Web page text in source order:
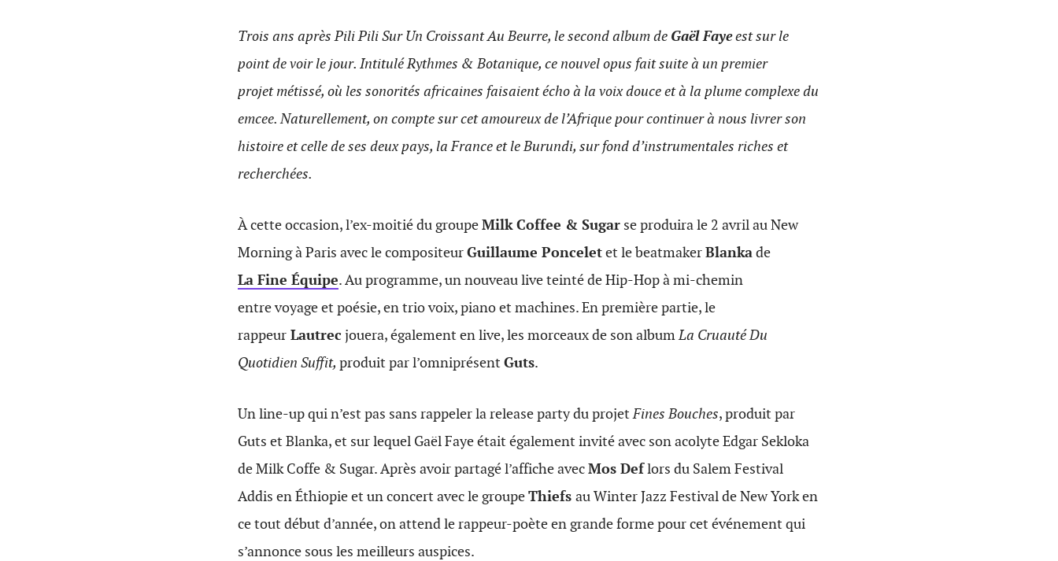
Trois ans après Pili Pili Sur Un Croissant Au Beurre, le second album de Gaël Fayeest sur le
point de voir le jour. Intitulé Rythmes & Botanique, ce nouvel opus fait suite à un premier
projet métissé, où les sonorités africaines faisaient écho à la voix douce et à la plume complexe du
emcee. Naturellement, on compte sur cet amoureux de l’Afrique pour continuer à nous livrer son
histoire et celle de ses deux pays, la France et le Burundi, sur fond d’instrumentales riches et
recherchées.
À cette occasion, l’ex-moitié du groupeMilk Coffee & Sugar se produira le 2 avril au New
Morning à Paris avec le compositeurGuillaume Ponceletet le beatmakerBlankade
La Fine Équipe. Au programme, un nouveau live teinté de Hip-Hop à mi-chemin
entre voyage et poésie, en trio voix, piano et machines. En première partie, le
rappeur Lautrec jouera, également en live, les morceaux de son albumLa Cruauté Du
Quotidien Suffit, produit par l’omniprésent Guts.
Un line-up qui n’est pas sans rappeler la release party du projetFines Bouches, produit par
Guts et Blanka, et sur lequel Gaël Faye était également invité avec son acolyte Edgar Sekloka
de Milk Coffe & Sugar. Après avoir partagé l’affiche avecMos Deflors du Salem Festival
Addis en Éthiopie et un concert avec le groupeThiefs au Winter Jazz Festival de New York en
ce tout début d’année, on attend le rappeur-poète en grande forme pour cet événement qui
s’annonce sous les meilleurs auspices.